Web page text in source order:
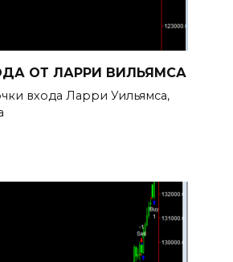
ОТ ЛАРРИ ВИЛЬЯМСА
входа Ларри Уильямса,